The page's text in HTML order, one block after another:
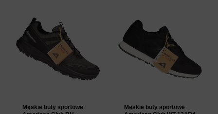
Męskie buty sportowe
Męskie buty sportowe